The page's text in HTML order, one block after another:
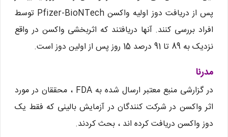
پس از دریافت دوز اولیه واکسن Pfizer-BioNTech توسط
افراد بررسی کنند. آنها دریافتند که اثربخشی واکسن در واقع
نزدیک به 89 تا 91 درصد 15 روز پس از اولین دوز است.
مدرنا
در گزارشی منبع معتبر ارسال شده به FDA ، محققان در مورد
اثر واکسن در شرکت کنندگان در آزمایش بالینی که فقط یک
دوز واکسن دریافت کرده اند ، بحث کردند.